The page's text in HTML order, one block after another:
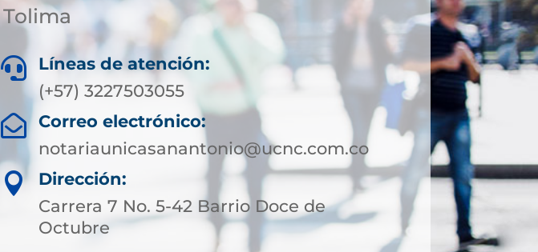
Tolima

Líneas de atención:
(+57) 3227503055

Correo electrónico:
notariaunicasanantonio@ucnc.com.co

Dirección:
Carrera 7 No. 5-42 Barrio Doce de
Octubre